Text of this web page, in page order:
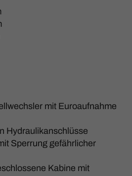
mit Euroaufnahme
Hydraulikanschlüsse
Sperrung gefährlicher
Kabine mit